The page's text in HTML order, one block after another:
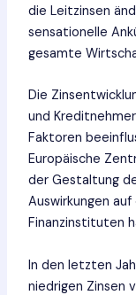
die Leitzinsen
sensationelle
gesamte
Die
und
Faktoren
Europäische
der Gestaltung
Auswirkungen
Finanzinstituten
In den letzten
niedrigen Zinsen